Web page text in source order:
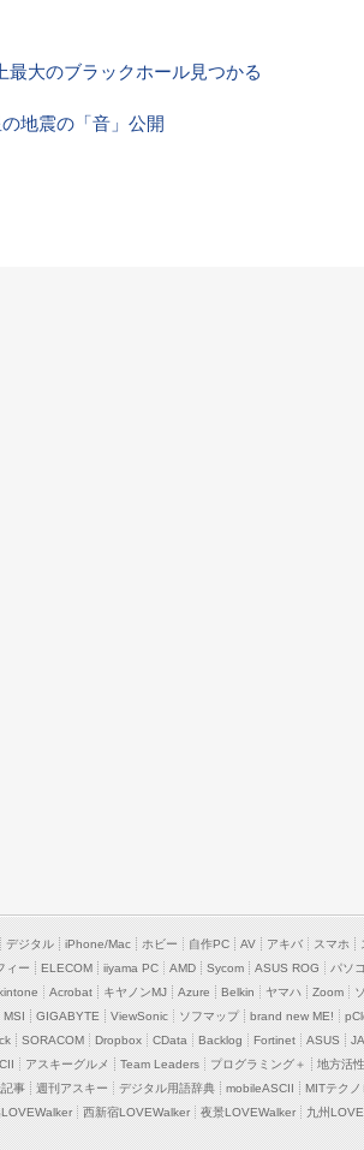
大のブラックホール見つかる
地震の「音」公開
デジタル iPhone/Mac ホビー 自作PC AV アキバ スマホ
ィー ELECOM iiyama PC AMD Sycom ASUS ROG パソ
Acrobat キヤノンMJ Azure Belkin ヤマハ Zoom
MSI
GIGABYTE ViewSonic ソフマップ brand new ME!
SORACOM Dropbox CData Backlog Fortinet ASUS
アスキーグルメ Team Leaders プログラミング＋ 地方活性
事
週刊アスキー デジタル用語辞典 mobileASCII
MITテク
西新宿LOVEWalker 夜景LOVEWalker 九州